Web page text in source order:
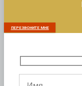
ПЕРЕЗВОНИТЕ МНЕ